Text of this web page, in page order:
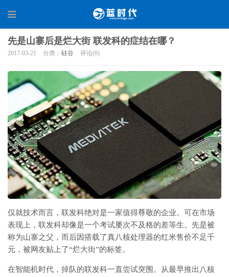
先是山寨后是烂大街 联发科的症结在哪？
2017-03-21 分类： 硅谷 评论(0)
仅就技术而言，联发科绝对是一家值得尊敬的企业。可在市场
表现上，联发科却像是一个考试屡次不及格的差等生。先是被
称为山寨之父，而后因搭载了真八核处理器的红米售价不足千
元，被网友贴上了“烂大街”的标签。
在智能机时代，掉队的联发科一直尝试突围。从最早推出八核